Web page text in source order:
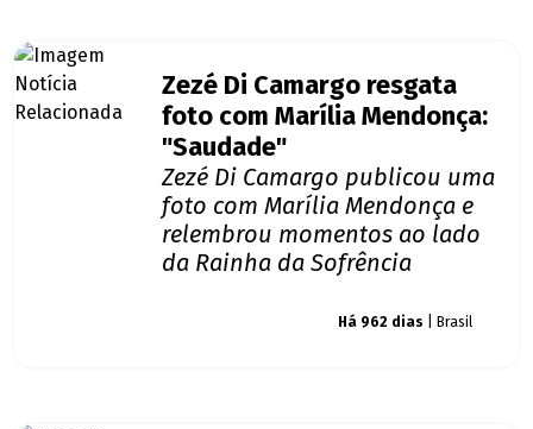
Zezé Di Camargo resgata
foto com Marília Mendonça:
"Saudade"
Zezé Di Camargo publicou uma
foto com Marília Mendonça e
relembrou momentos ao lado
da Rainha da Sofrência
Há 962 dias | Brasil